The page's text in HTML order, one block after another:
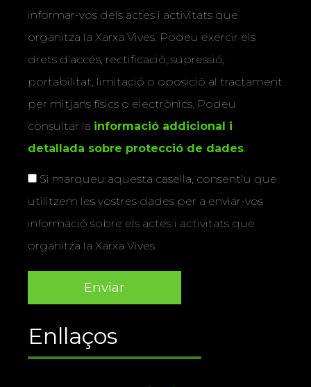
informar-vos dels actes i activitats que
organitza la Xarxa Vives. Podeu exercir els
drets d’accés, rectificació, supressió,
portabilitat, limitació o oposició al tractament
per mitjans físics o electrònics. Podeu
consultar la informació addicional i
detallada sobre protecció de dades.
Si marqueu aquesta casella, consentiu que
utilitzem les vostres dades per a enviar-vos
informació sobre els actes i activitats que
organitza la Xarxa Vives.
Enllaços